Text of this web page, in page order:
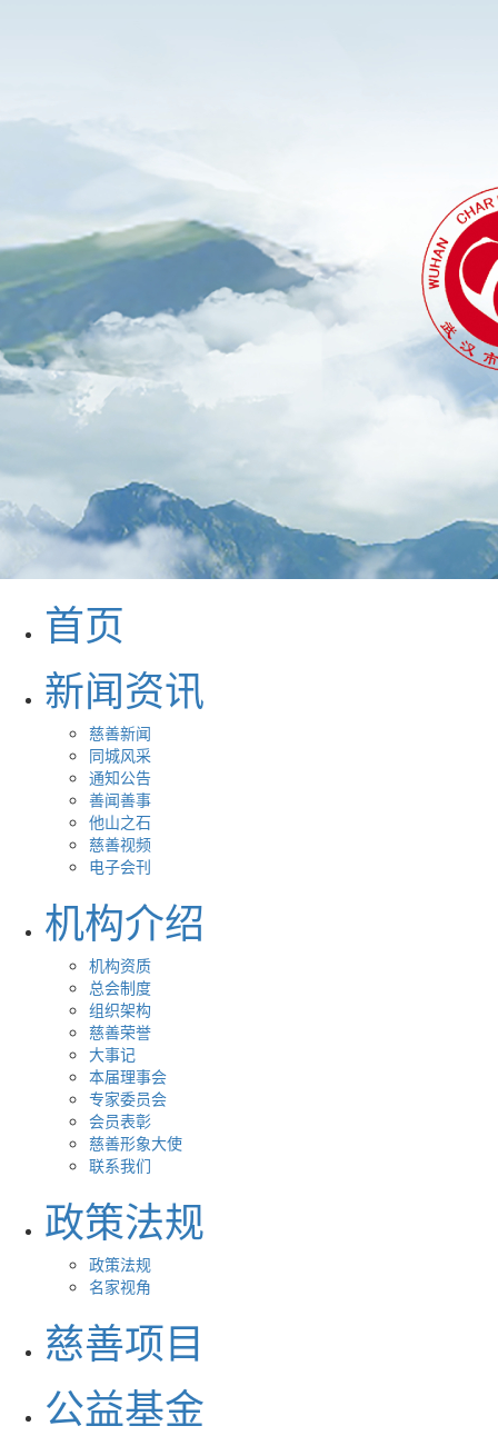
首页
新闻资讯
慈善新闻
同城风采
通知公告
善闻善事
他山之石
慈善视频
电子会刊
机构介绍
机构资质
总会制度
组织架构
慈善荣誉
大事记
本届理事会
专家委员会
会员表彰
慈善形象大使
联系我们
政策法规
政策法规
名家视角
慈善项目
公益基金